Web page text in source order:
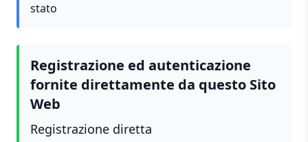
stato
Registrazione ed autenticazione
fornite direttamente da questo Sito
Web
Registrazione diretta